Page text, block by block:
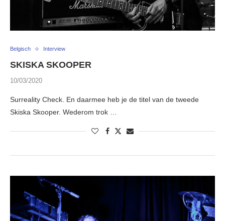
Belgisch Interview
SKISKA SKOOPER
10/03/2020
Surreality Check. En daarmee heb je de titel van de tweede
Skiska Skooper. Wederom trok …